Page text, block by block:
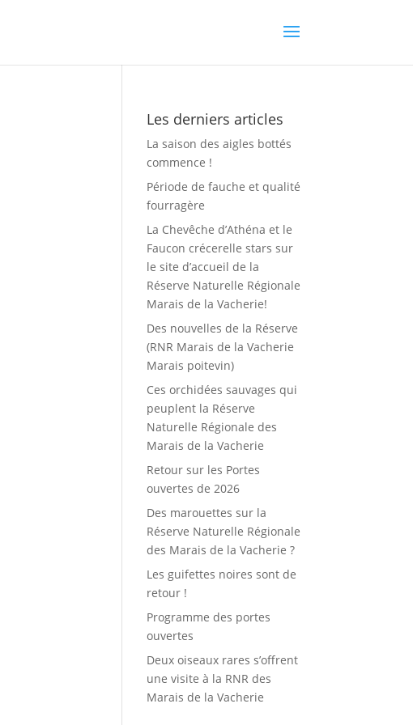
Les derniers articles
La saison des aigles bottés
commence !
Période de fauche et qualité
fourragère
La Chevêche d’Athéna et le
Faucon crécerelle stars sur
le site d’accueil de la
Réserve Naturelle Régionale
Marais de la Vacherie!
Des nouvelles de la Réserve
(RNR Marais de la Vacherie
Marais poitevin)
Ces orchidées sauvages qui
peuplent la Réserve
Naturelle Régionale des
Marais de la Vacherie
Retour sur les Portes
ouvertes de 2026
Des marouettes sur la
Réserve Naturelle Régionale
des Marais de la Vacherie ?
Les guifettes noires sont de
retour !
Programme des portes
ouvertes
Deux oiseaux rares s’offrent
une visite à la RNR des
Marais de la Vacherie